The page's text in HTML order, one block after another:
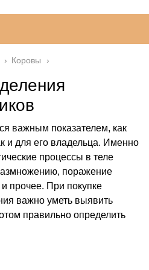
› Коровы
важным показателем, как
и для его владельца. Именно
процессы в теле
поражение
прочее. При покупке
важно уметь выявить
правильно определить